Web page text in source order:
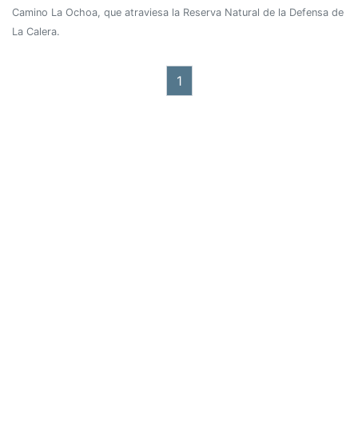
Camino La Ochoa, que atraviesa la Reserva Natural de la Defensa de
La Calera.
1